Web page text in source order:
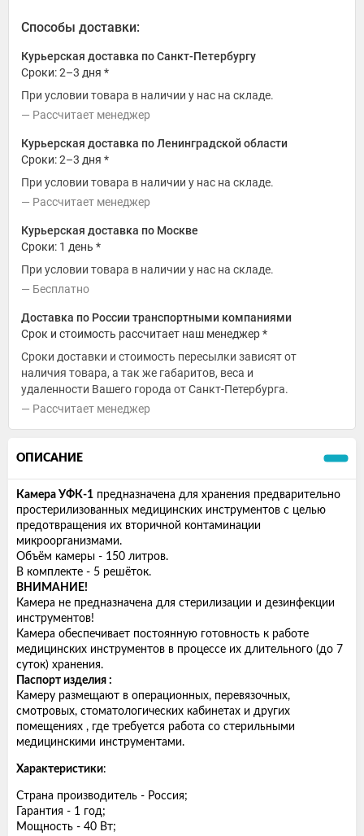
Способы доставки:
Курьерская доставка по Санкт-Петербургу
Сроки: 2–3 дня *
При условии товара в наличии у нас на складе.
Рассчитает менеджер
Курьерская доставка по Ленинградской области
Сроки: 2–3 дня *
При условии товара в наличии у нас на складе.
Рассчитает менеджер
Курьерская доставка по Москве
Сроки: 1 день *
При условии товара в наличии у нас на складе.
Бесплатно
Доставка по России транспортными компаниями
Срок и стоимость рассчитает наш менеджер *
Сроки доставки и стоимость пересылки зависят от
наличия товара, а так же габаритов, веса и
удаленности Вашего города от Санкт-Петербурга.
Рассчитает менеджер
ОПИСАНИЕ
Камера УФК-1 предназначена для хранения предварительно
простерилизованных медицинских инструментов с целью
предотвращения их вторичной контаминации
микроорганизмами.
Объём камеры - 150 литров.
В комплекте - 5 решёток.
ВНИМАНИЕ!
Камера не предназначена для стерилизации и дезинфекции
инструментов!
Камера обеспечивает постоянную готовность к работе
медицинских инструментов в процессе их длительного (до 7
суток) хранения.
Паспорт изделия :
Камеру размещают в операционных, перевязочных,
смотровых, стоматологических кабинетах и других
помещениях , где требуется работа со стерильными
медицинскими инструментами.
Характеристики:
Страна производитель - Россия;
Гарантия - 1 год;
Мощность - 40 Вт;